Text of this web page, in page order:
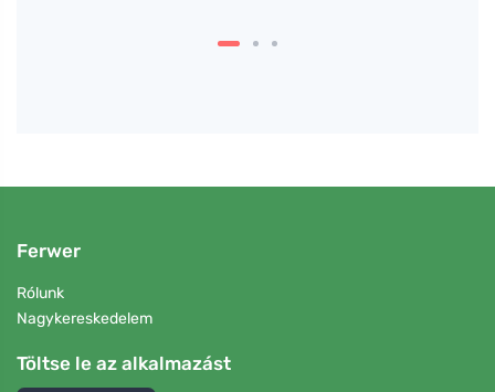
Ferwer
Rólunk
Nagykereskedelem
Töltse le az alkalmazást